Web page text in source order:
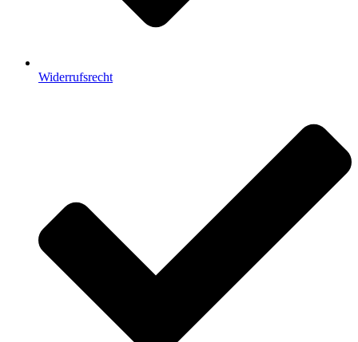
Widerrufsrecht